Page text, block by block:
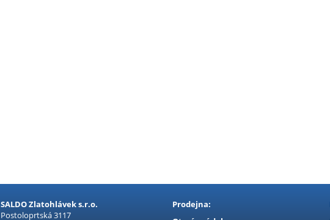
SALDO Zlatohlávek s.r.o.
Postoloprtská 3117
Prodejna: